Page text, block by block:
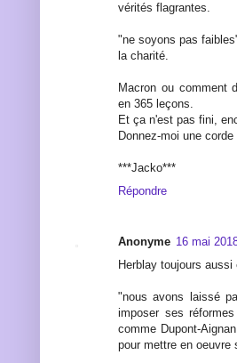
vérités flagrantes.
"ne soyons pas
la charité.
Macron ou comment
en 365 leçons.
Et ça n'est pas fini,
Donnez-moi une corde
***Jacko***
Répondre
Anonyme 16 mai
Herblay toujours aussi
"nous avons laissé
imposer ses
comme Dupont-
pour mettre en